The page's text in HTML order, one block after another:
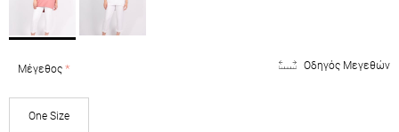
Οδηγός Μεγεθών
Μέγεθος
One Size